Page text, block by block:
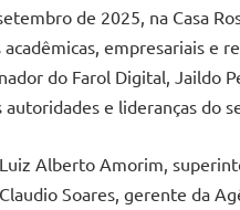
de 2025, na Casa
empresariais e
do Farol Digital, Jaildo
e lideranças do
Alberto Amorim,
Soares, gerente da